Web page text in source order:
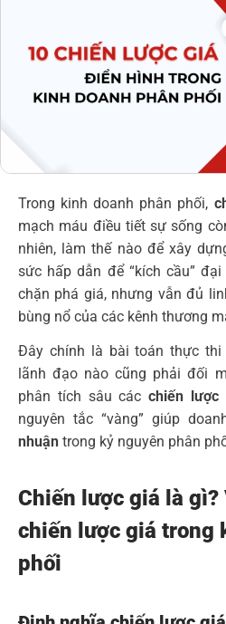
Trong kinh doanh phân phối,
mạch máu điều tiết sự sống
nhiên, làm thế nào để xây
sức hấp dẫn để “kích cầu”
chặn phá giá, nhưng vẫn đủ
bùng nổ của các kênh thương
Đây chính là bài toán thực
lãnh đạo nào cũng phải đối
phân tích sâu các chiến lược
nguyên tắc “vàng” giúp
nhuận trong kỷ nguyên phân
Chiến lược giá là gì?
chiến lược giá trong
phối